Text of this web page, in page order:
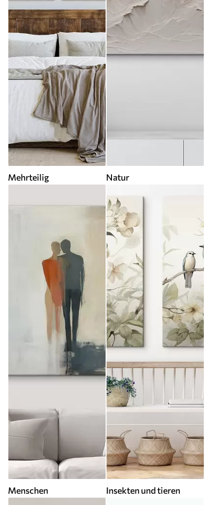
Mehrteilig Natur
Menschen Insekten und tieren